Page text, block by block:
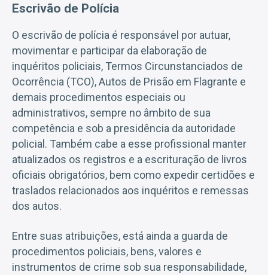
Escrivão de Polícia
O escrivão de polícia é responsável por autuar,
movimentar e participar da elaboração de
inquéritos policiais, Termos Circunstanciados de
Ocorrência (TCO), Autos de Prisão em Flagrante e
demais procedimentos especiais ou
administrativos, sempre no âmbito de sua
competência e sob a presidência da autoridade
policial. Também cabe a esse profissional manter
atualizados os registros e a escrituração de livros
oficiais obrigatórios, bem como expedir certidões e
traslados relacionados aos inquéritos e remessas
dos autos.
Entre suas atribuições, está ainda a guarda de
procedimentos policiais, bens, valores e
instrumentos de crime sob sua responsabilidade,